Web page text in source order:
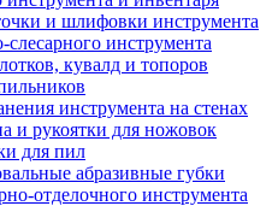
и шлифовки инструмента
слесарного инструмента
кувалд и топоров
инструмента на стенах
и рукоятки для ножовок
для пил
абразивные губки
отделочного инструмента